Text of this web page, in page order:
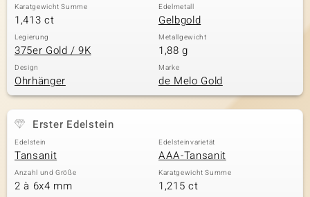
Karatgewicht Summe
1,413 ct
Edelmetall
Gelbgold
Legierung
375er Gold / 9K
Metallgewicht
1,88 g
Design
Ohrhänger
Marke
de Melo Gold
Erster Edelstein
Edelstein
Tansanit
Edelsteinvarietät
AAA-Tansanit
Anzahl und Größe
2 à 6x4 mm
Karatgewicht Summe
1,215 ct